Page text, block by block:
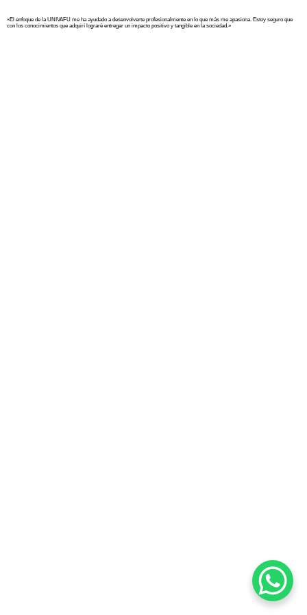
«El enfoque de la UNIVAFU me ha ayudado a desenvolverte profesionalmente en lo que más me apasiona. Estoy seguro que
con los conocimientos que adquirí lograré entregar un impacto positivo y tangible en la sociedad.»